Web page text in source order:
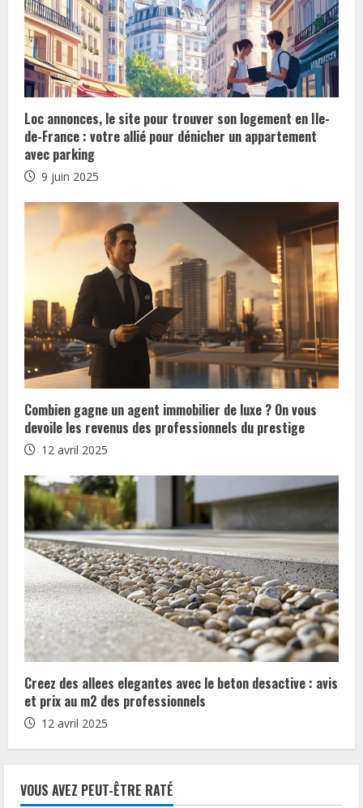
u
e
R
e
a
d
g
Loc annonces, le site pour trouver son logement en Ile-
de-France : votre allié pour dénicher un appartement
avec parking
9 juin 2025
Combien gagne un agent immobilier de luxe ? On vous
devoile les revenus des professionnels du prestige
12 avril 2025
Creez des allees elegantes avec le beton desactive : avis
et prix au m2 des professionnels
12 avril 2025
VOUS AVEZ PEUT-ÊTRE RATÉ